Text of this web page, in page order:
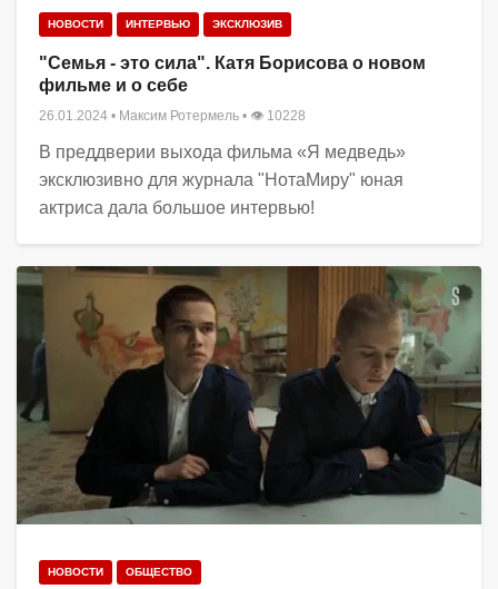
НОВОСТИ ИНТЕРВЬЮ ЭКСКЛЮЗИВ
"Семья - это сила". Катя Борисова о новом
фильме и о себе
26.01.2024 • Максим Ротермель • 👁 10228
В преддверии выхода фильма «Я медведь»
эксклюзивно для журнала "НотаМиру" юная
актриса дала большое интервью!
НОВОСТИ ОБЩЕСТВО